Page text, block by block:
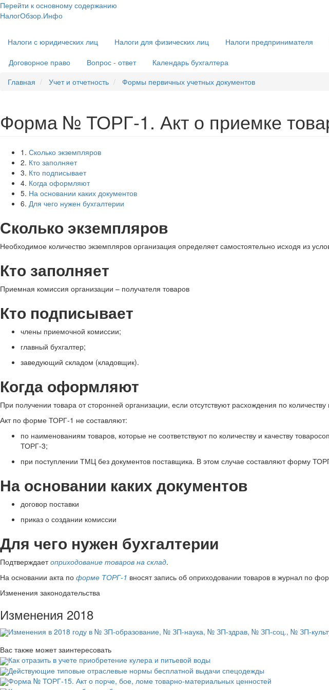
Перейти к основному содержанию
НалогОбзор.Инфо
навигация
Налоги с юридических лиц Налоги для физических лиц Налоги предпринимателя
Договорное право
Вопрос - ответ
Календарь бухгалтера
Главная
Учет и отчетность Формы первичных учетных документов
Форма № ТОРГ-1. Акт о приемке
1. Сколько экземпляров
2. Кто заполняет
3. Кто подписывает
4. Когда оформляют
5. На основании каких документов
6. Для чего нужен бухгалтерии
Сколько экземпляров
Необходимое количество экземпляров организация определяет самостоятельно исходя из
Кто заполняет
Приемная комиссия организации – получателя товаров
Кто подписывает
члены приемочной комиссии;
главный бухгалтер;
заведующий складом (кладовщик).
Когда оформляют
При получении товара от сторонней организации, если отсутствуют расхождения по
Акт по форме ТОРГ-1 не составляют:
по наименованиям товаров, которые не соответствуют по количеству и качеству
ТОРГ-3;
при поступлении ТМЦ без документов поставщика. В этом случае составляют форму
На основании каких документов
договор поставки
приказ о создании комиссии
Для чего нужен бухгалтерии
Подтверждаетоприходование товаров на склад.
На основании акта по форме ТОРГ-1 вносят запись об оприходовании товаров в журнал по
Изменения законодательства
Изменения 2018
Изменения в 2018 году в № ЗП-образование, № ЗП-наука, № ЗП-здрав, № ЗП-соц., № ЗП-
Вас также может заинтересовать
Как отразить в учете приобретение кулера и питьевой воды
Действующие типовые отраслевые нормы бесплатной выдачи спецодежды
Форма № ТОРГ-15. Акт о порче, бое, ломе товарно-материальных ценностей